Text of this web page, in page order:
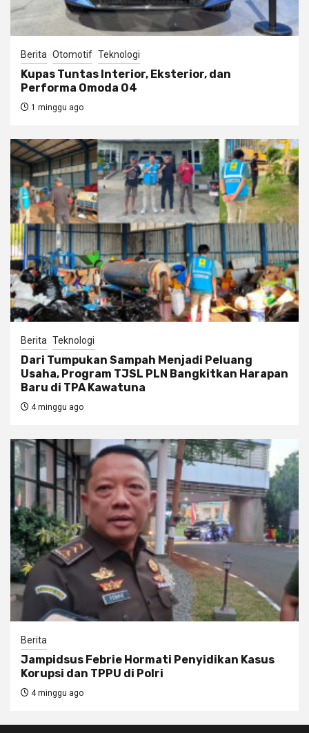
Berita Otomotif Teknologi
Kupas Tuntas Interior, Eksterior, dan
Performa Omoda O4
1 minggu ago
Berita Teknologi
Dari Tumpukan Sampah Menjadi Peluang
Usaha, Program TJSL PLN Bangkitkan Harapan
Baru di TPA Kawatuna
4 minggu ago
Berita
Jampidsus Febrie Hormati Penyidikan Kasus
Korupsi dan TPPU di Polri
4 minggu ago